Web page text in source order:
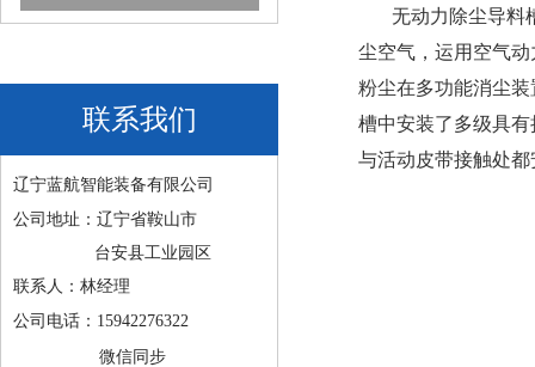
联系我们
辽宁蓝航智能装备有限公司
公司地址：辽宁省鞍山市
台安县工业园区
联系人：林经理
公司电话：15942276322
微信同步
无动力除尘导料槽
尘空气，运用空气
粉尘在多功能消尘
槽中安装了多级具
与活动皮带接触处